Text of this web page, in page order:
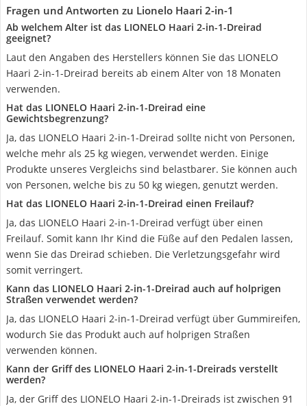
Fragen und Antworten zu Lionelo Haari 2-in-1
Ab welchem Alter ist das LIONELO Haari 2-in-1-Dreirad
geeignet?
Laut den Angaben des Herstellers können Sie das LIONELO
Haari 2-in-1-Dreirad bereits ab einem Alter von 18 Monaten
verwenden.
Hat das LIONELO Haari 2-in-1-Dreirad eine
Gewichtsbegrenzung?
Ja, das LIONELO Haari 2-in-1-Dreirad sollte nicht von Personen,
welche mehr als 25 kg wiegen, verwendet werden. Einige
Produkte unseres Vergleichs sind belastbarer. Sie können auch
von Personen, welche bis zu 50 kg wiegen, genutzt werden.
Hat das LIONELO Haari 2-in-1-Dreirad einen Freilauf?
Ja, das LIONELO Haari 2-in-1-Dreirad verfügt über einen
Freilauf. Somit kann Ihr Kind die Füße auf den Pedalen lassen,
wenn Sie das Dreirad schieben. Die Verletzungsgefahr wird
somit verringert.
Kann das LIONELO Haari 2-in-1-Dreirad auch auf holprigen
Straßen verwendet werden?
Ja, das LIONELO Haari 2-in-1-Dreirad verfügt über Gummireifen,
wodurch Sie das Produkt auch auf holprigen Straßen
verwenden können.
Kann der Griff des LIONELO Haari 2-in-1-Dreirads verstellt
werden?
Ja, der Griff des LIONELO Haari 2-in-1-Dreirads ist zwischen 91